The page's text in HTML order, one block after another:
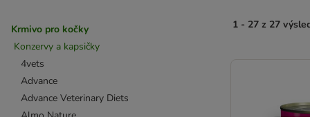
Krmivo pro kočky
Konzervy a kapsičky
4vets
Advance
Advance Veterinary Diets
1 - 27 z 27